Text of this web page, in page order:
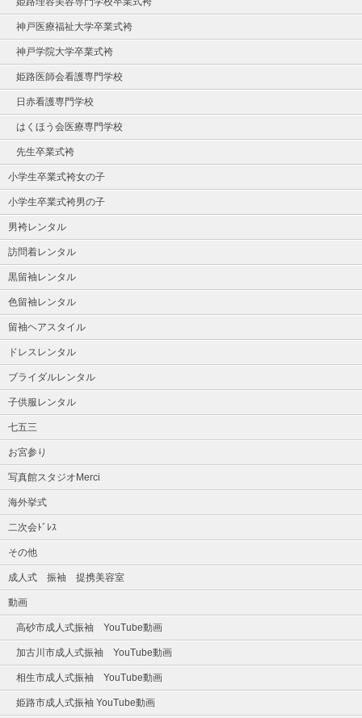
神戸医療福祉大学卒業式袴
神戸学院大学卒業式袴
姫路医師会看護専門学校
日赤看護専門学校
はくほう会医療専門学校
先生卒業式袴
小学生卒業式袴女の子
小学生卒業式袴男の子
男袴レンタル
訪問着レンタル
黒留袖レンタル
色留袖レンタル
留袖ヘアスタイル
ドレスレンタル
ブライダルレンタル
子供服レンタル
七五三
お宮参り
写真館スタジオMerci
海外挙式
二次会ﾄﾞﾚｽ
その他
成人式 振袖 提携美容室
動画
高砂市成人式振袖 YouTube動画
加古川市成人式振袖 YouTube動画
相生市成人式振袖 YouTube動画
姫路市成人式振袖 YouTube動画